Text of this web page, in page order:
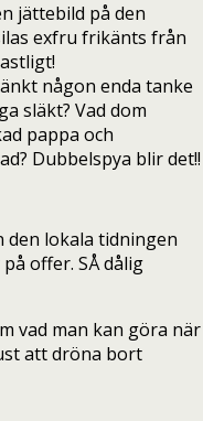
jättebild på den
exfru frikänts från
någon enda tanke
släkt? Vad dom
pappa och
Dubbelspya blir det!!
lokala tidningen
offer. SÅ dålig
vad man kan göra när
att dröna bort